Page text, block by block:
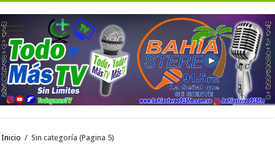
Inicio / Sin categoría (Pagina 5)